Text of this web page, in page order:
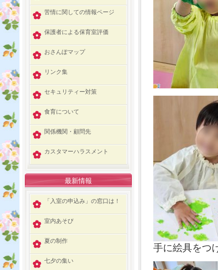
手に絵具をつ
苦情に関しての情報ページ
保護者による保育室評価
おさんぽマップ
リンク集
セキュリティー対策
食育について
関係機関・顧問先
カスタマーハラスメント
最新情報
「入室の申込み」の窓口は！
室内あそび
夏の制作
七夕の集い